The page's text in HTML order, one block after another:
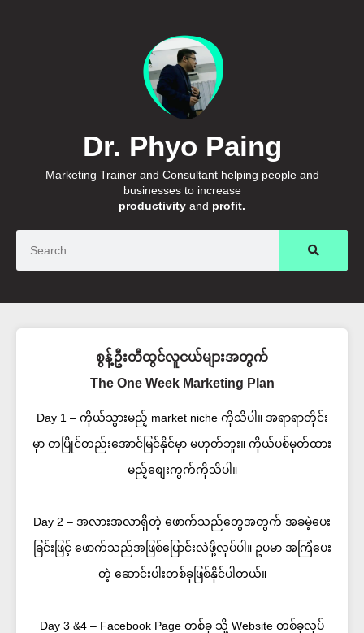
Dr. Phyo Paing
Marketing Trainer and Consultant helping people and
businesses to increase
productivity and profit.
စွန့်ဦးတီထွင်လူငယ်များအတွက်
The One Week Marketing Plan
Day 1 – ကိုယ်သွားမည့် market niche ကိုသိပါ။ အရာရာတိုင်း
မှာ တပြိုင်တည်းအောင်မြင်နိုင်မှာ မဟုတ်ဘူး။ ကိုယ်ပစ်မှတ်ထား
မည့်စျေးကွက်ကိုသိပါ။
Day 2 – အလားအလာရှိတဲ့ ဖောက်သည်တွေအတွက် အခမဲ့ပေး
ခြင်းဖြင့် ဖောက်သည်အဖြစ်ပြောင်းလဲဖို့လုပ်ပါ။ ဥပမာ အကြံပေး
တဲ့ ဆောင်းပါးတစ်ခုဖြစ်နိုင်ပါတယ်။
Day 3 &4 – Facebook Page တစ်ခု သို့ Website တစ်ခုလုပ်